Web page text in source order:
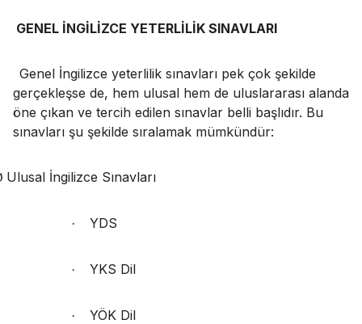
GENEL İNGİLİZCE YETERLİLİK SINAVLARI
Genel İngilizce yeterlilik sınavları pek çok şekilde
gerçekleşse de, hem ulusal hem de uluslararası alanda
öne çıkan ve tercih edilen sınavlar belli başlıdır. Bu
sınavları şu şekilde sıralamak mümkündür:
Ulusal İngilizce Sınavları
· YDS
· YKS Dil
· YÖK Dil